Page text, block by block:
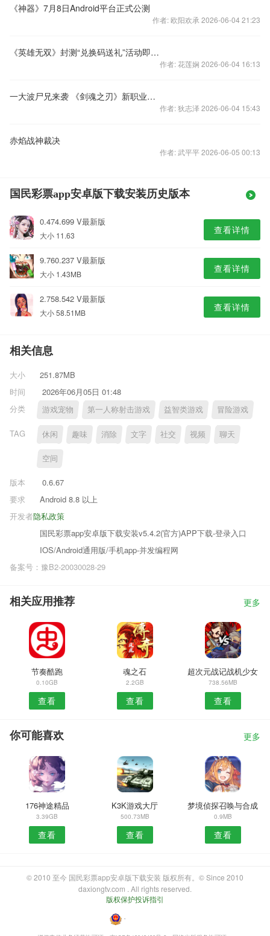
《神器》7月8日Android平台正式公测
作者: 欧阳欢承 2026-06-04 21:23
《英雄无双》封测“兑换码送礼”活动即将开启
作者: 花莲娴 2026-06-04 16:13
一大波尸兄来袭 《剑魂之刃》新职业斩杀者揭秘
作者: 狄志泽 2026-06-04 15:43
赤焰战神裁决
作者: 武平平 2026-06-05 00:13
国民彩票app安卓版下载安装历史版本
0.474.699 V最新版
大小 11.63 查看详情
9.760.237 V最新版
大小 1.43MB 查看详情
2.758.542 V最新版
大小 58.51MB 查看详情
相关信息
大小
251.87MB
时间
2026年06月05日 01:48
分类
游戏宠物 第一人称射击游戏 益智类游戏 冒险游戏
TAG 休闲 趣味 消除 文字 社交 视频 聊天
空间
版本
0.6.67
要求
Android 8.8 以上
隐私政策
开发者
国民彩票app安卓版下载安装v5.4.2(官方)APP下载-登录入口
IOS/Android通用版/手机app-并发编程网
备案号：豫B2-20030028-29
相关应用推荐 更多
节奏酷跑
0.10GB
查看
魂之石
2.2GB
查看
超次元战记战机少女
738.56MB
查看
你可能喜欢 更多
176神途精品
3.39GB
查看
K3K游戏大厅
500.73MB
查看
梦境侦探召唤与合成
0.9MB
查看
© 2010 至今 国民彩票app安卓版下载安装 版权所有。© Since 2010
daxiongtv.com . All rights reserved.
版权保护投诉指引
・